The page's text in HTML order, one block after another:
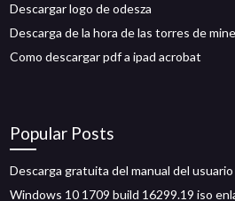
Descargar logo de odesza
Descarga de la hora de las torres de
Como descargar pdf a ipad acrobat
Popular Posts
Descarga gratuita del manual del usuario
Windows 10 1709 build 16299.19 iso